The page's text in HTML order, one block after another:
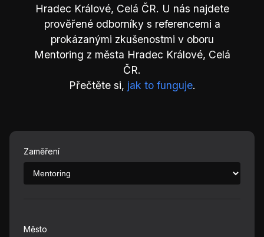
Hradec Králové, Celá ČR. U nás najdete
prověřené odborníky s referencemi a
prokázanými zkušenostmi v oboru
Mentoring z města Hradec Králové, Celá
ČR.
Přečtěte si, jak to funguje.
Zaměření
Město